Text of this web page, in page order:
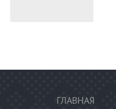
ГЛАВНАЯ